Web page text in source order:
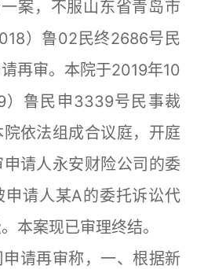
案，不服山东省青岛市
）鲁02民终2686号民
再审。本院于2019年10
）鲁民申3339号民事裁
依法组成合议庭，开庭
请人永安财险公司的委
申请人某A的委托诉讼代
本案现已审理终结。
请再审称，一、根据新